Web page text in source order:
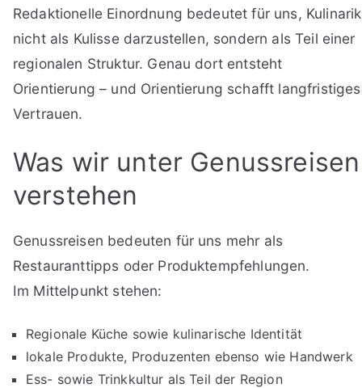
Redaktionelle Einordnung bedeutet für uns, Kulinarik
nicht als Kulisse darzustellen, sondern als Teil einer
regionalen Struktur. Genau dort entsteht
Orientierung – und Orientierung schafft langfristiges
Vertrauen.
Was wir unter Genussreisen
verstehen
Genussreisen bedeuten für uns mehr als
Restauranttipps oder Produktempfehlungen.
Im Mittelpunkt stehen:
Regionale Küche sowie kulinarische Identität
lokale Produkte, Produzenten ebenso wie Handwerk
Ess- sowie Trinkkultur als Teil der Region